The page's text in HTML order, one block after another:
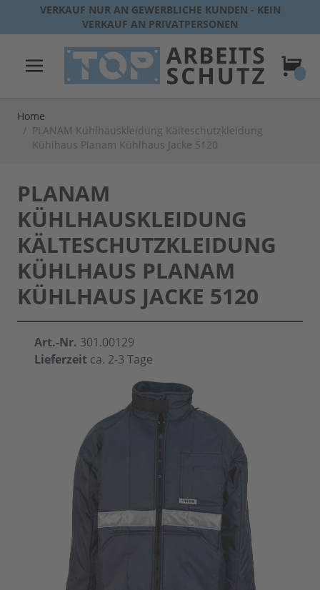
Direkt zum Inhalt
VERKAUF NUR AN GEWERBLICHE KUNDEN - KEIN
VERKAUF AN PRIVATPERSONEN
Home
/ PLANAM Kühlhauskleidung Kälteschutzkleidung
Kühlhaus Planam Kühlhaus Jacke 5120
PLANAM
KÜHLHAUSKLEIDUNG
KÄLTESCHUTZKLEIDUNG
KÜHLHAUS PLANAM
KÜHLHAUS JACKE 5120
Art.-Nr. 301.00129
Lieferzeit ca. 2-3 Tage